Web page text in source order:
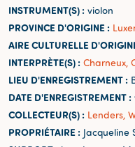
INSTRUMENT(S) : violon
PROVINCE D'ORIGINE :
AIRE CULTURELLE
INTERPRÈTE(S) : Charneux,
LIEU D'ENREGISTREMENT :
DATE D'ENREGISTREMENT :
COLLECTEUR(S) : Lenders,
PROPRIÉTAIRE : Jacqueline